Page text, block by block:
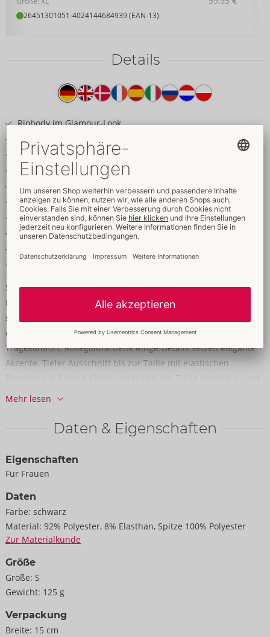
26451301051-4024144684939 (EAN-13)
Details
Produkttext
Riobody im Glamour-Look
Schimmerndes Kupfer
Paillettenbesetzte Spitze & Stickerei
Roségoldfarbene Ringe-Details
Vorne sinnlich ouvert
Tiefer Rückenausschnitt
Schnür-Optik vorne & hinten
Träger verstellbar
Weich & elastisch für hohen Tragekomfort
Sinnlich, glamourös und bequem zugleich!
Riobody von Cottelli LINGERIE in schillerndem Kupfer mit
schwarzer, paillettenbesetzer Spitze und Stickerei. Das
elastische, weich anschmiegsame Material bietet hohen
Tragekomfort. Roségoldfarbene Ringe-Details setzen elegante
Akzente. Tiefer Ausschnitt bis zur Taille mit elastischen
gearbeitet. Im Rücken sorgen Stretchriemchen in geschnürter
Der Rio-Style mit hohen Beinausschnitten betont optimal Po
92% Polyester, 8% Elasthan; Spitze 100% Polyester.
Mehr lesen
Daten & Eigenschaften
Eigenschaften
Für Frauen
Daten
Farbe: schwarz
Material: 92% Polyester, 8% Elasthan, Spitze 100% Polyester
Zur Materialkunde
Größe
Größe: S
Gewicht: 125 g
Verpackung
Breite: 15 cm